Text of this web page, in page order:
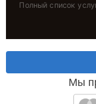
Полный список
Мы